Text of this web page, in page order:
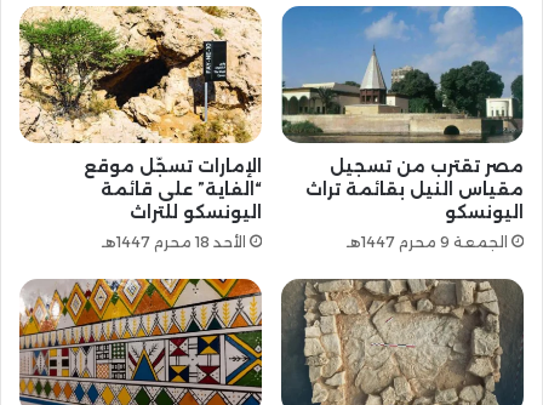
مصر تقترب من تسجيل
مقياس النيل بقائمة تراث
اليونسكو
الجمعة 9 محرم 1447هـ
الإمارات تسجّل موقع
“الفاية” على قائمة
اليونسكو للتراث
الأحد 18 محرم 1447هـ